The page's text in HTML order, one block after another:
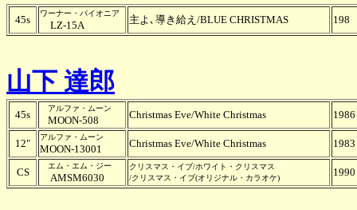
45s
ワーナー・パイオニア
LZ-15A 主よ､導き給え/BLUE CHRISTMAS 198
山下 達郎
45s
アルファ・ムーン
MOON-508 Christmas Eve/White Christmas 1986
12"
アルファ・ムーン
MOON-13001 Christmas Eve/White Christmas 1983
CS
エム・エム・ジー
AMSM6030
クリスマス・イブ/ホワイト・クリスマス
/クリスマス・イブ(オリジナル・カラオケ)
1990